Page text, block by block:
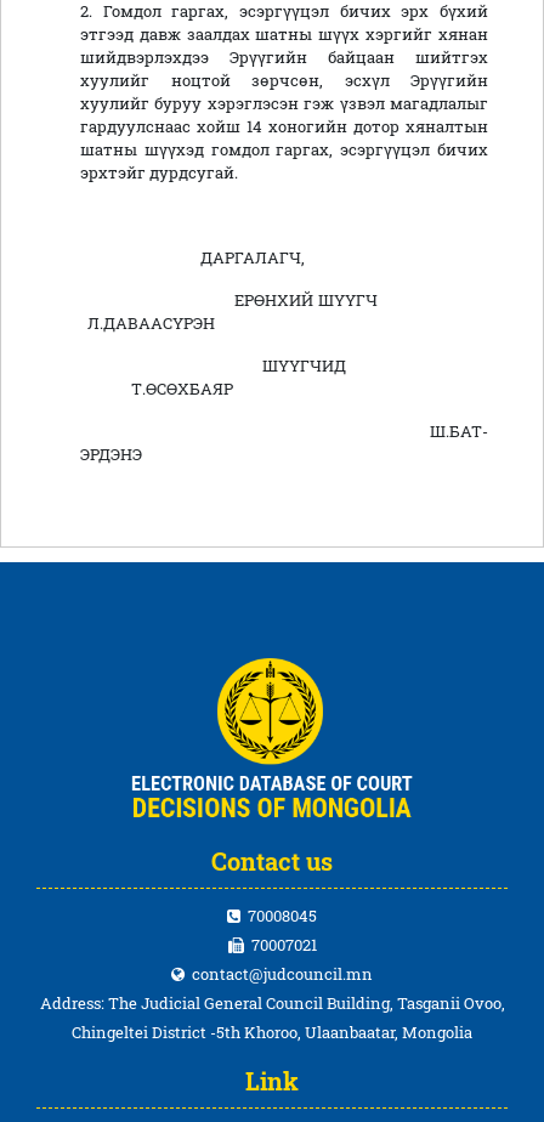
2. Гомдол гаргах, эсэргүүцэл бичих эрх бүхий
этгээд давж заалдах шатны шүүх хэргийг хянан
шийдвэрлэхдээ Эрүүгийн байцаан шийтгэх
хуулийг ноцтой зөрчсөн, эсхүл Эрүүгийн
хуулийг буруу хэрэглэсэн гэж үзвэл магадлалыг
гардуулснаас хойш 14 хоногийн дотор хяналтын
шатны шүүхэд гомдол гаргах, эсэргүүцэл бичих
эрхтэйг дурдсугай.
ДАРГАЛАГЧ,
ЕРӨНХИЙ ШҮҮГЧ
Л.ДАВААСҮРЭН
ШҮҮГЧИД
Т.ӨСӨХБАЯР
Ш.БАТ-
ЭРДЭНЭ
Contact us
70008045
70007021
contact@judcouncil.mn
Address: The Judicial General Council Building, Tasganii Ovoo,
Chingeltei District -5th Khoroo, Ulaanbaatar, Mongolia
Link